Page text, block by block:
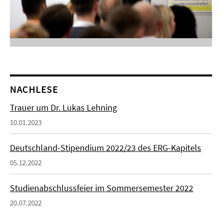
NACHLESE
Trauer um Dr. Lukas Lehning
10.01.2023
Deutschland-Stipendium 2022/23 des ERG-Kapitels
05.12.2022
Studienabschlussfeier im Sommersemester 2022
20.07.2022